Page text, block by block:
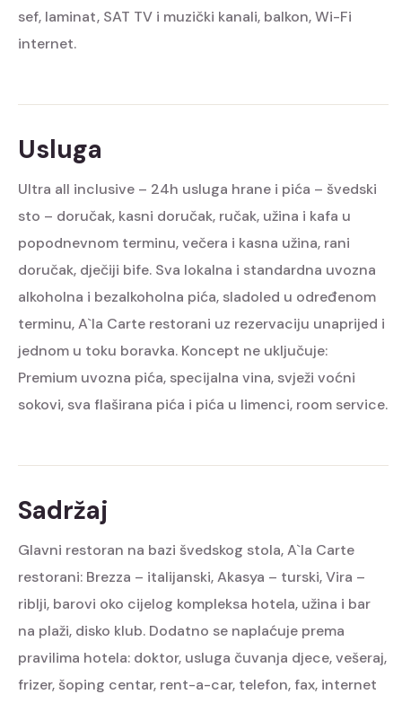
sef, laminat, SAT TV i muzički kanali, balkon, Wi-Fi
internet.
Usluga
Ultra all inclusive – 24h usluga hrane i pića – švedski
sto – doručak, kasni doručak, ručak, užina i kafa u
popodnevnom terminu, večera i kasna užina, rani
doručak, dječiji bife. Sva lokalna i standardna uvozna
alkoholna i bezalkoholna pića, sladoled u određenom
terminu, A`la Carte restorani uz rezervaciju unaprijed i
jednom u toku boravka. Koncept ne uključuje:
Premium uvozna pića, specijalna vina, svježi voćni
sokovi, sva flaširana pića i pića u limenci, room service.
Sadržaj
Glavni restoran na bazi švedskog stola, A`la Carte
restorani: Brezza – italijanski, Akasya – turski, Vira –
riblji, barovi oko cijelog kompleksa hotela, užina i bar
na plaži, disko klub. Dodatno se naplaćuje prema
pravilima hotela: doktor, usluga čuvanja djece, vešeraj,
frizer, šoping centar, rent-a-car, telefon, fax, internet